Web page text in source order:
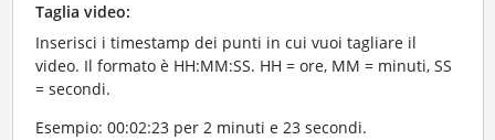
Taglia video:
Inserisci i timestamp dei punti in cui vuoi tagliare il
video. Il formato è HH:MM:SS. HH = ore, MM = minuti, SS
= secondi.
Esempio: 00:02:23 per 2 minuti e 23 secondi.